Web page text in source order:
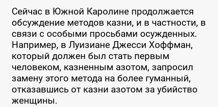
Сейчас в Южной Каролине продолжается
обсуждение методов казни, и в частности, в
связи с особыми просьбами осужденных.
Например, в Луизиане Джесси Хоффман,
который должен был стать первым
человеком, казненным азотом, запросил
замену этого метода на более гуманный,
отказавшись от казни азотом за убийство
женщины.